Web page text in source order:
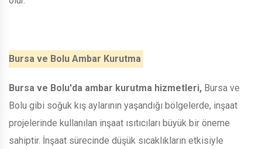
Bursa ve Bolu Ambar Kurutma
Bursa ve Bolu'da ambar kurutma hizmetleri, Bursa ve
Bolu gibi soğuk kış aylarının yaşandığı bölgelerde, inşaat
projelerinde kullanılan inşaat ısıtıcıları büyük bir öneme
sahiptir. İnşaat sürecinde düşük sıcaklıkların etkisiyle